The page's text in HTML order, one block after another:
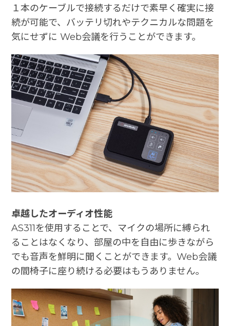
１本のケーブルで接続するだけで素早く確実に接
続が可能で、バッテリ切れやテクニカルな問題を
気にせずに Web会議を行うことができます。
卓越したオーディオ性能
AS311を使用することで、マイクの場所に縛られ
ることはなくなり、部屋の中を自由に歩きながら
でも音声を鮮明に聞くことができます。Web会議
の間椅子に座り続ける必要はもうありません。